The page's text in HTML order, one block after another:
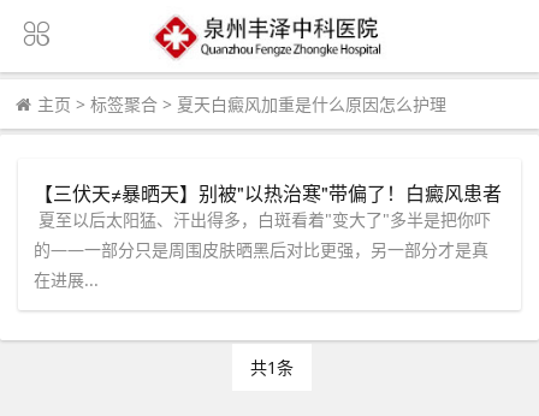
主页 > 标签聚合 > 夏天白癜风加重是什么原因怎么护理
【三伏天≠暴晒天】别被"以热治寒"带偏了！白癜风患者
夏天真正该抓住的，是这4件"笨功夫"
​ 夏至以后太阳猛、汗出得多，白斑看着"变大了"多半是把你吓
的——一部分只是周围皮肤晒黑后对比更强，另一部分才是真
在进展...
共1条